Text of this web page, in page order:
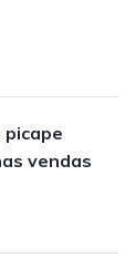
picape
vendas